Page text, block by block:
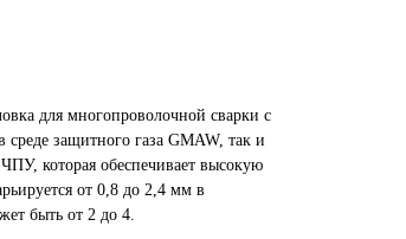
для многопроволочной сварки с
защитного газа GMAW, так и
которая обеспечивает высокую
от 0,8 до 2,4 мм в
быть от 2 до 4.